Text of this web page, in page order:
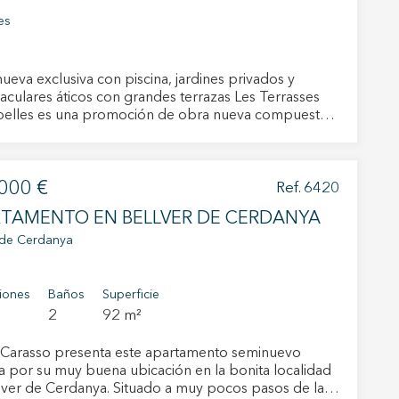
exclusiva con piscina, jardines privados y
áticos con grandes terrazas Les Terrasses
es una promoción de obra nueva compuesta
Plantas bajas con amplios jardines
privadas Los áticos destacan
por sus generosos espacios exteriores,
la vivienda. El conjunto dispone de una
zona comunitaria ajardinada con piscina, pensada
ofrecen distribuciones modernas, estancias
y luminosas, grandes ventanales, cocinas integradas
de calidad. Todas las viviendas
€ Ref. 6420
APARTAMENTO EN BELLVER DE CERDANYA
Cerdanya
Baños
2
Superficie
92 m²
presenta este apartamento seminuevo
por su muy buena ubicación en la bonita localidad
de Cerdanya. Situado a muy pocos pasos de la